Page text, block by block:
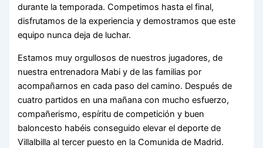
durante la temporada. Competimos hasta el final,
disfrutamos de la experiencia y demostramos que este
equipo nunca deja de luchar.
Estamos muy orgullosos de nuestros jugadores, de
nuestra entrenadora Mabi y de las familias por
acompañarnos en cada paso del camino. Después de
cuatro partidos en una mañana con mucho esfuerzo,
compañerismo, espíritu de competición y buen
baloncesto habéis conseguido elevar el deporte de
Villalbilla al tercer puesto en la Comunida de Madrid.